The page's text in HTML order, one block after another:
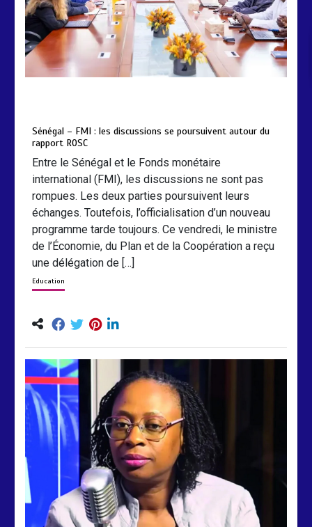
Sénégal – FMI : les discussions se poursuivent autour du
rapport ROSC
Entre le Sénégal et le Fonds monétaire
international (FMI), les discussions ne sont pas
rompues. Les deux parties poursuivent leurs
échanges. Toutefois, l’officialisation d’un nouveau
programme tarde toujours. Ce vendredi, le ministre
de l’Économie, du Plan et de la Coopération a reçu
une délégation de […]
Education